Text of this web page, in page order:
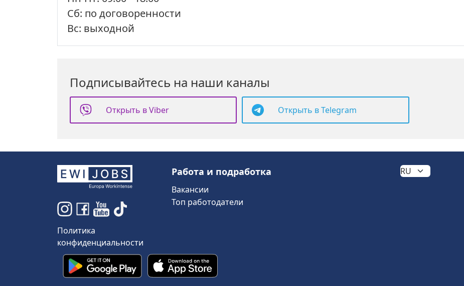
Сб: по договоренности
Вс: выходной
Подписывайтесь на наши каналы
Открыть в Viber Открыть в Telegram
Политика
конфиденциальности
Работа и подработка
Вакансии
Топ работодатели